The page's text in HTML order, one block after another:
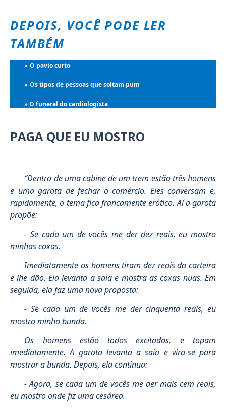
DEPOIS, VOCÊ PODE LER
TAMBÉM
» O pavio curto
» Os tipos de pessoas que soltam pum
» O funeral do cardiologista
PAGA QUE EU MOSTRO
“Dentro de uma cabine de um trem estão três homens
e uma garota de fechar o comércio. Eles conversam e,
rapidamente, o tema fica francamente erótico. Aí a garota
propõe:
- Se cada um de vocês me der dez reais, eu mostro
minhas coxas.
Imediatamente os homens tiram dez reais da carteira
e lhe dão. Ela levanta a saia e mostra as coxas nuas. Em
seguida, ela faz uma nova proposta:
- Se cada um de vocês me der cinquenta reais, eu
mostro minha bunda.
Os homens estão todos excitados, e topam
imediatamente. A garota levanta a saia e vira-se para
mostrar a bunda. Depois, ela continua:
- Agora, se cada um de vocês me der mais cem reais,
eu mostro onde fiz uma cesárea.